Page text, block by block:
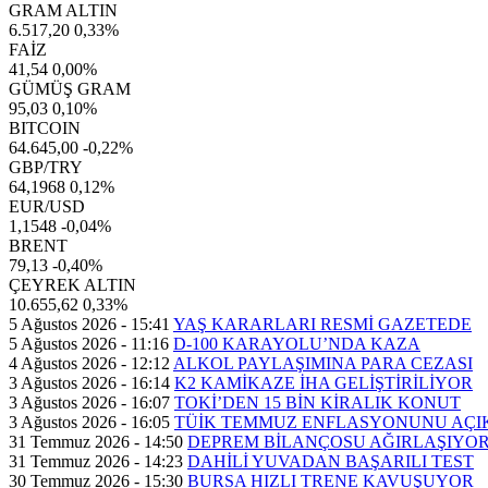
GRAM ALTIN
6.517,20 0,33%
FAİZ
41,54 0,00%
GÜMÜŞ GRAM
95,03 0,10%
BITCOIN
64.645,00 -0,22%
GBP/TRY
64,1968 0,12%
EUR/USD
1,1548 -0,04%
BRENT
79,13 -0,40%
ÇEYREK ALTIN
10.655,62 0,33%
5 Ağustos 2026 - 15:41 YAŞ KARARLARI RESMİ GAZETEDE
5 Ağustos 2026 - 11:16 D-100 KARAYOLU’NDA KAZA
4 Ağustos 2026 - 12:12 ALKOL PAYLAŞIMINA PARA CEZASI
3 Ağustos 2026 - 16:14 K2 KAMİKAZE İHA GELİŞTİRİLİYOR
3 Ağustos 2026 - 16:07 TOKİ’DEN 15 BİN KİRALIK KONUT
3 Ağustos 2026 - 16:05 TÜİK TEMMUZ ENFLASYONUNU
31 Temmuz 2026 - 14:50 DEPREM BİLANÇOSU AĞIRLAŞIYOR
31 Temmuz 2026 - 14:23 DAHİLİ YUVADAN BAŞARILI TEST
30 Temmuz 2026 - 15:30 BURSA HIZLI TRENE KAVUŞUYOR